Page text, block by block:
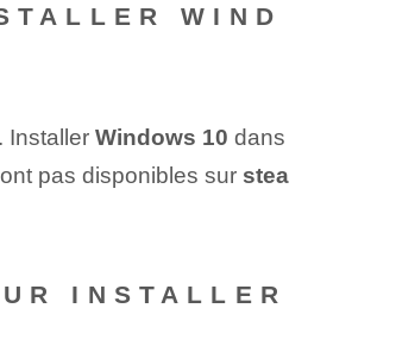
WIND
Installer Windows 10 dans
pas disponibles sur stea
INSTALLER